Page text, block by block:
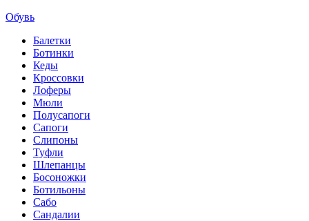
Обувь
Балетки
Ботинки
Кеды
Кроссовки
Лоферы
Мюли
Полусапоги
Сапоги
Слипоны
Туфли
Шлепанцы
Босоножки
Ботильоны
Сабо
Сандалии